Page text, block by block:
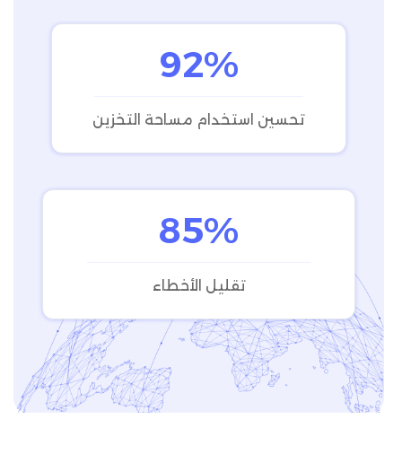
92%
تحسين استخدام مساحة التخزين
85%
تقليل الأخطاء